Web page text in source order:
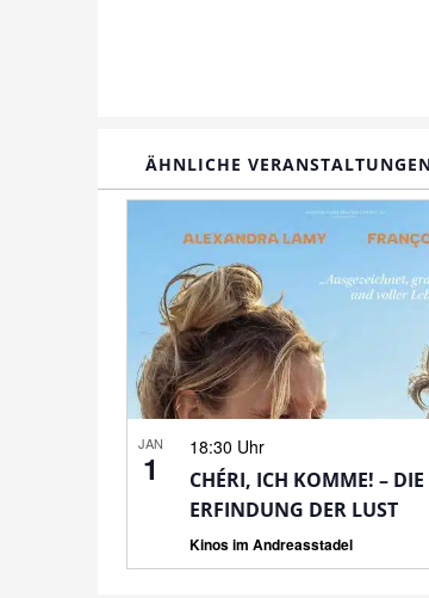
ÄHNLICHE
JAN
1
18:30 Uhr
CHÉRI, ICH KOMME! – DIE
ERFINDUNG DER LUST
Kinos im Andreasstadel